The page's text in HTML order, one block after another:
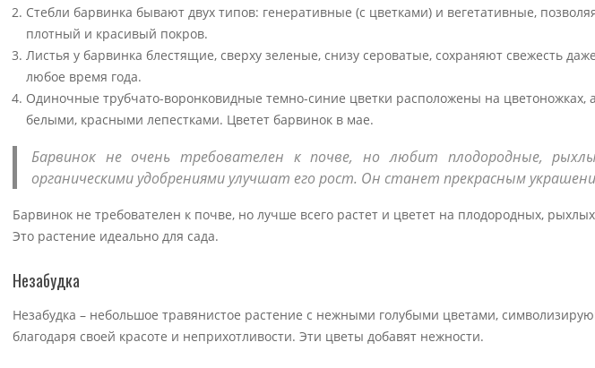
Стебли барвинка бывают двух типов: генеративные (с цветками) и вегетативные,
плотный и красивый покров.
Листья у барвинка блестящие, сверху зеленые, снизу сероватые, сохраняют свежесть
любое время года.
Одиночные трубчато-воронковидные темно-синие цветки расположены на цветоножках,
белыми, красными лепестками. Цветет барвинок в мае.
Барвинок не очень требователен к почве, но любит плодородные,
органическими удобрениями улучшат его рост. Он станет прекрасным
Барвинок не требователен к почве, но лучше всего растет и цветет на плодородных,
Это растение идеально для сада.
Незабудка
Незабудка – небольшое травянистое растение с нежными голубыми цветами,
благодаря своей красоте и неприхотливости. Эти цветы добавят нежности.